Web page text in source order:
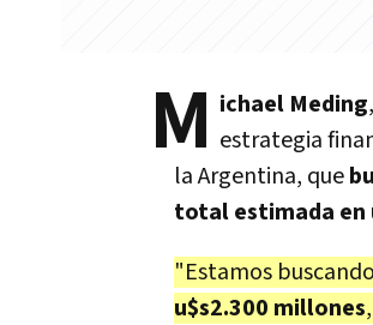
M ichael Meding
estrategia
la Argentina, que
total estimada en
"Estamos
u$s2.300 millones